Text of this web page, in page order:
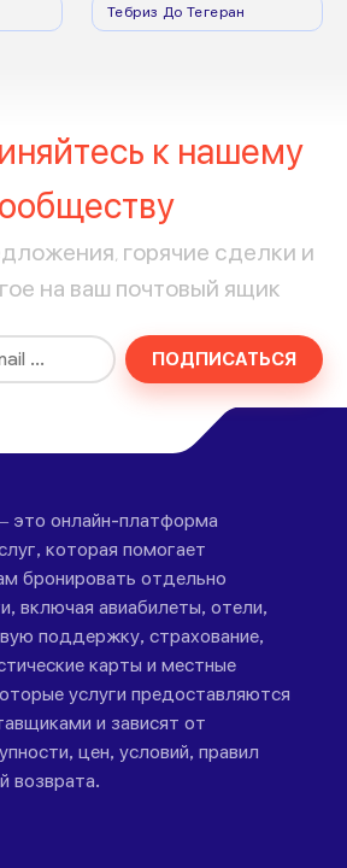
Тебриз До Тегеран
к нашему
горячие сделки и
на ваш почтовый ящик
ПОДПИСАТЬСЯ
это онлайн-платформа
которая помогает
бронировать отдельно
включая авиабилеты, отели,
поддержку, страхование,
карты и местные
услуги предоставляются
и зависят от
цен, условий, правил
возврата.